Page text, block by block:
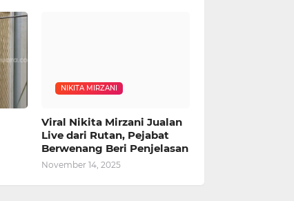
NIKITA MIRZANI
Viral Nikita Mirzani Jualan
Live dari Rutan, Pejabat
Berwenang Beri Penjelasan
November 14, 2025